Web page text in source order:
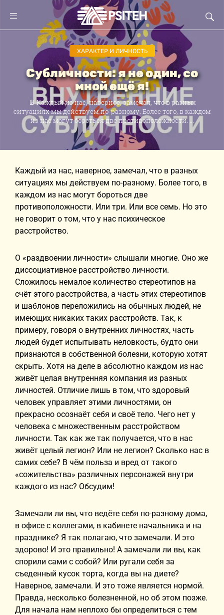
ХАРАКТЕР И ЛИЧНОСТЬ
Субличности: я не один, со
мной ещё я!
📄 Каждый из нас, наверное, замечал, что в разных
ситуациях мы действуем по-разному. Более того, в каждом
из нас могут бороться две противоположности. ...
Каждый из нас, наверное, замечал, что в разных
ситуациях мы действуем по-разному. Более того, в
каждом из нас могут бороться две
противоположности. Или три. Или все семь. Но это
не говорит о том, что у нас психическое
расстройство.
О «раздвоении личности» слышали многие. Оно же
диссоциативное расстройство личности.
Сложилось немалое количество стереотипов на
счёт этого расстройства, а часть этих стереотипов
и шаблонов переложились на обычных людей, не
имеющих никаких таких расстройств. Так, к
примеру, говоря о внутренних личностях, часть
людей будет испытывать неловкость, будто они
признаются в собственной болезни, которую хотят
скрыть. Хотя на деле в абсолютно каждом из нас
живёт целая внутренняя компания из разных
личностей. Отличие лишь в том, что здоровый
человек управляет этими личностями, он
прекрасно осознаёт себя и своё тело. Чего нет у
человека с множественным расстройством
личности. Так как же так получается, что в нас
живёт целый легион? Или не легион? Сколько нас в
самих себе? В чём польза и вред от такого
«сожительства» различных персонажей внутри
каждого из нас? Обсудим!
Замечали ли вы, что ведёте себя по-разному дома,
в офисе с коллегами, в кабинете начальника и на
празднике? Я так полагаю, что замечали. И это
здорово! И это правильно! А замечали ли вы, как
спорили сами с собой? Или ругали себя за
съеденный кусок торта, когда вы на диете?
Наверное, замечали. И это тоже является нормой.
Правда, несколько болезненной, но об этом позже.
Для начала нам неплохо бы определиться с тем